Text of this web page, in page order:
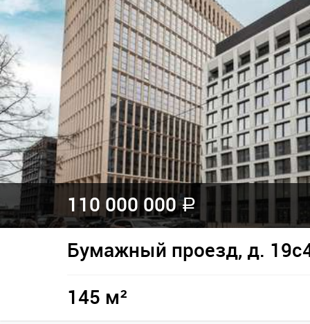
110 000 000a
Бумажный проезд, д.
145 м²